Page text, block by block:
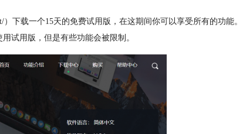
下载一个15天的免费试用版，在这期间你可以享受所有的功能。
试用版，但是有些功能会被限制。